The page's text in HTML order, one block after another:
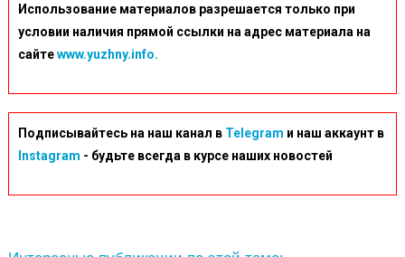
Использование материалов разрешается только при
условии наличия прямой ссылки на адрес материала на
сайтеwww.yuzhny.info.
Подписывайтесь на наш канал в Telegram и наш аккаунт в
Instagram - будьте всегда в курсе наших новостей